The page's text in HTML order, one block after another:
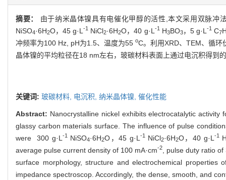
摘要： 由于纳米晶体镍具有电催化甲醇的活性, 本文采用双脉冲
NiSO4·6H2O，45 g·L-1 NiCl2·6H2O，40 g·L -1 H3BO3， 5 g·L -1 C7
冲频率为100 Hz, pH为1.5、温度为55 oC。 利用XRD、TEM、循环
晶体镍的平均粒径在18 nm左右，玻碳材料表面上通过电沉积得到
关键词: 玻碳材料, 电沉积, 纳米晶体镍, 催化性能
Abstract: Nanocrystalline nickel exhibits electrocatalytic
glassy carbon materials surface. The influence of pulse
were 300 g·L-1 NiSO4·6H2O，45 g·L-1 NiCl2·6H2O，40 g·L -1
average pulse current density of 100 mA·cm-2
, pulse duty ratio
surface morphology, structure and electrochemical properties
impedance spectroscop. Accordingly, the dense, smooth, and